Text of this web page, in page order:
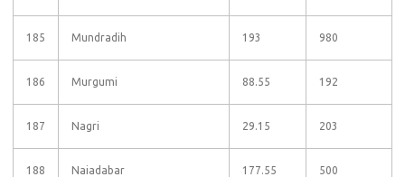
185 Mundradih 193 980
186 Murgumi 88.55 192
187 Nagri 29.15 203
188 Naiadabar 177.55 500